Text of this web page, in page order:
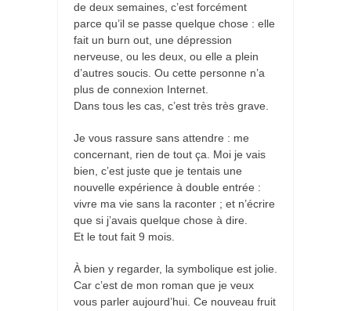
de deux semaines, c’est forcément
parce qu’il se passe quelque chose : elle
fait un burn out, une dépression
nerveuse, ou les deux, ou elle a plein
d’autres soucis. Ou cette personne n’a
plus de connexion Internet.
Dans tous les cas, c’est très très grave.
Je vous rassure sans attendre : me
concernant, rien de tout ça. Moi je vais
bien, c’est juste que je tentais une
nouvelle expérience à double entrée :
vivre ma vie sans la raconter ; et n’écrire
que si j’avais quelque chose à dire.
Et le tout fait 9 mois.
À bien y regarder, la symbolique est jolie.
Car c’est de mon roman que je veux
vous parler aujourd’hui. Ce nouveau fruit